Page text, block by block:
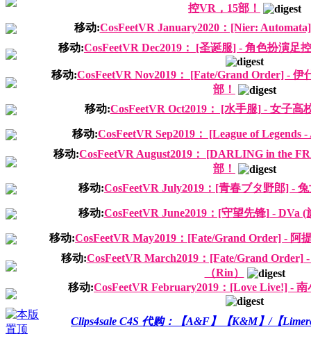
控VR，15部！
移动:CosFeetVR January2020：[Nier:
移动:CosFeetVR Dec2019： [圣诞服] - 角色扮演足
移动:CosFeetVR Nov2019： [Fate/Grand Order] - 伊
部！
移动:CosFeetVR Oct2019： [水手服] - 女子高
移动:CosFeetVR Sep2019： [League of Legends
移动:CosFeetVR August2019： [DARLING in the
部！
移动:CosFeetVR July2019：[青春ブタ野郎] -
移动:CosFeetVR June2019：[守望先锋] - DVa (
移动:CosFeetVR May2019：[Fate/Grand Order] - 阿
移动:CosFeetVR March2019：[Fate/Grand Order]
（Rin）
移动:CosFeetVR February2019：[Love Live!] -
Clips4sale C4S 代购：【A&F】【K&M】/【